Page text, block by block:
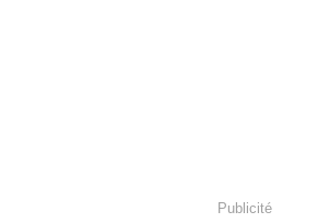
Publicité